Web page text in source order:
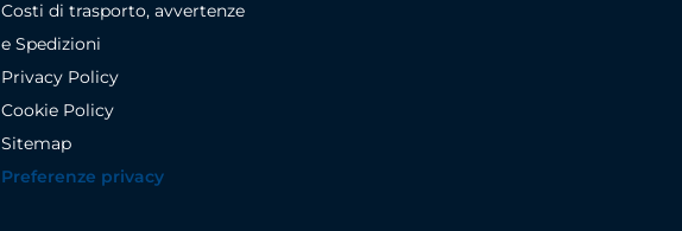
Costi di trasporto, avvertenze
e Spedizioni
Privacy Policy
Cookie Policy
Sitemap
Preferenze privacy